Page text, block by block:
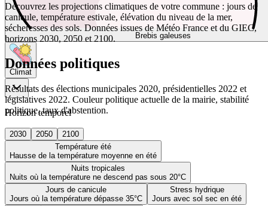
Brebis galeuses
Climat
Horizon temporel
2030 2050
2100
Température été
Hausse de la température moyenne en été
Nuits tropicales
Nuits où la température ne descend pas sous 20°C
Jours de canicule
Jours où la température dépasse 35°C
Stress hydrique
Jours avec sol sec en été
Découvrez les projections climatiques de votre commune : jours de
canicule, température estivale, élévation du niveau de la mer,
sécheresses des sols. Données issues de Météo France et du GIEC,
horizons 2030, 2050 et 2100.
Données politiques
Résultats des élections municipales 2020, présidentielles 2022 et
législatives 2022. Couleur politique actuelle de la mairie, stabilité
politique, taux d'abstention.